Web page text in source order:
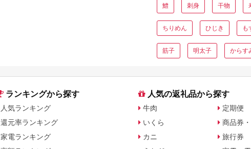
鱧 刺身 干物
ちりめん ひじき も
筋子 明太子 からす
ランキングから探す
人気ランキング
還元率ランキング
家電ランキング
人気の返礼品から探す
牛肉
いくら
カニ
定期便
商品券
旅行券